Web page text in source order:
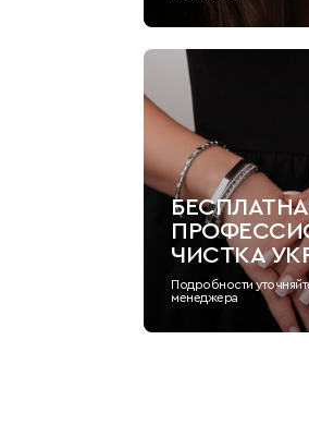
ЧИСТКА
Подробности
менеджера